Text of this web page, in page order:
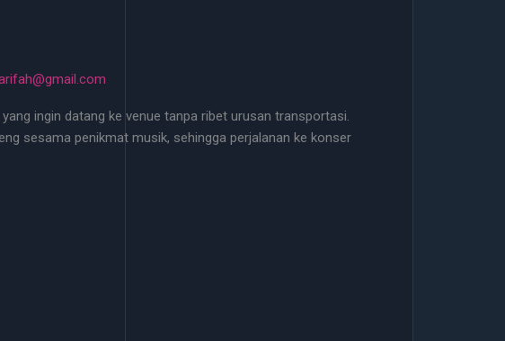
ingin datang ke venue tanpa ribet urusan transportasi.
sesama penikmat musik, sehingga perjalanan ke konser